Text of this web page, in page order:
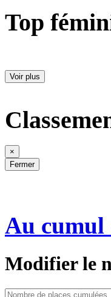
Top
Voir plus
×
Fermer
Au cumul
Modifier le